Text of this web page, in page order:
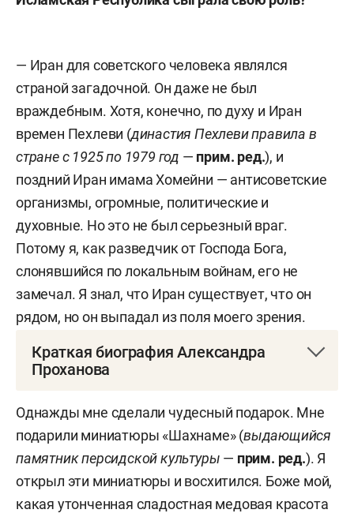
— Иран для советского человека являлся
страной загадочной. Он даже не был
враждебным. Хотя, конечно, по духу и Иран
времен Пехлеви (династия Пехлеви правила в
стране с 1925 по 1979 год — прим. ред.), и
поздний Иран имама Хомейни — антисоветские
организмы, огромные, политические и
духовные. Но это не был серьезный враг.
Потому я, как разведчик от Господа Бога,
слонявшийся по локальным войнам, его не
замечал. Я знал, что Иран существует, что он
рядом, но он выпадал из поля моего зрения.
Краткая биография Александра
Проханова
бессменный главный редактор газеты «Завтра»,
председатель Изборского клуба. По некоторым
данным, имеет мистический опыт.
Однажды мне сделали чудесный подарок. Мне
подарили миниатюры «Шахнаме» (выдающийся
памятник персидской культуры — прим. ред.). Я
открыл эти миниатюры и восхитился. Боже мой,
какая утонченная сладостная медовая красота